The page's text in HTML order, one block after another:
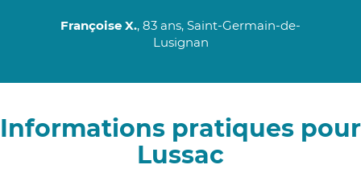
Françoise X., 83 ans, Saint-Germain-de-
Lusignan
Informations pratiques pour
Lussac